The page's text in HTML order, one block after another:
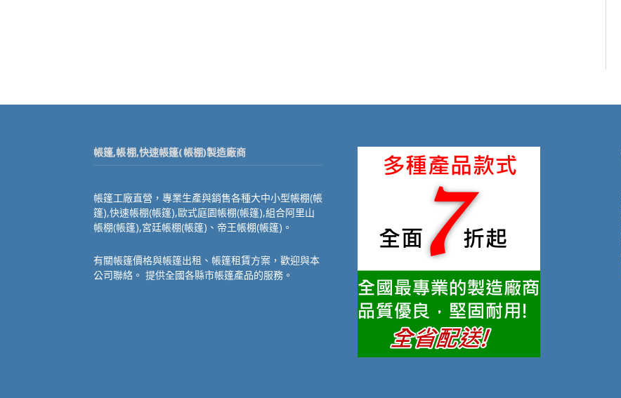
帳篷,帳棚,快速帳篷(帳棚)製造廠商
帳篷工廠直營，專業生產與銷售各種大中小型帳棚(帳
篷),快速帳棚(帳篷),歐式庭園帳棚(帳篷),組合阿里山
帳棚(帳篷),宮廷帳棚(帳篷)、帝王帳棚(帳篷)。
有關帳篷價格與帳篷出租、帳篷租賃方案，歡迎與本
公司聯絡。 提供全國各縣市帳篷產品的服務。